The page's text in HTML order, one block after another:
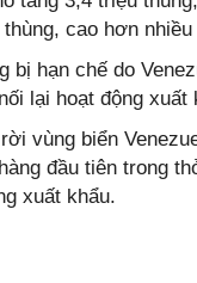
cao hơn
bị hạn chế do
lại hoạt động xuất
vùng biển
đầu tiên trong
xuất khẩu.